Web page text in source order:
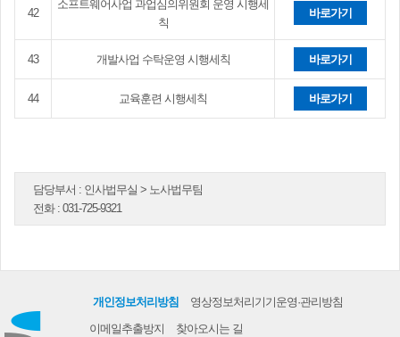
42
소프트웨어사업 과업심의위원회 운영 시행세
칙
바로가기
43 개발사업 수탁운영 시행세칙 바로가기
44 교육훈련 시행세칙 바로가기
담당부서 : 인사법무실 > 노사법무팀
전화 : 031-725-9321
개인정보처리방침
영상정보처리기기운영·관리방침
이메일추출방지
찾아오시는 길